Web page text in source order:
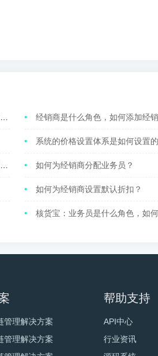
经销商是什么角色，如何添加经
系统的价格设置体系是如何设置
如何为经销商分配业务员？
如何为经销商设置默认折扣？
核货宝：业务员是什么角色，如
管理解决方案
管理解决方案
帮助支持
API中心
行业资讯